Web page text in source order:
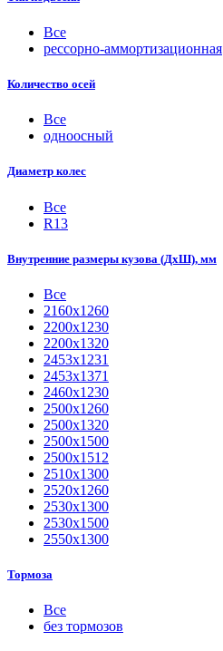
Все
рессорно-аммортизационная
Количество осей
Все
одноосный
Диаметр колес
Все
R13
Внутренние размеры кузова (ДхШ), мм
Все
2160х1260
2200х1230
2200х1320
2453х1231
2453х1371
2460х1230
2500х1260
2500х1320
2500х1500
2500х1512
2510х1300
2520х1260
2530х1300
2530х1500
2550х1300
Тормоза
Все
без тормозов